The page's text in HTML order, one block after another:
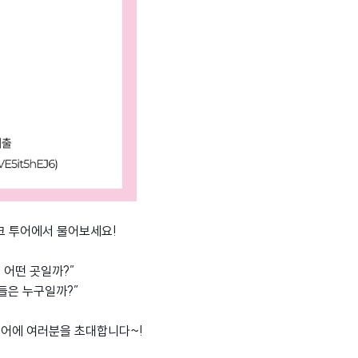
투어에서 물어보세요!
떤 곳일까?”
은 누구일까?”
에 여러분을 초대합니다~!